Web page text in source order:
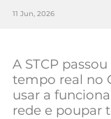
Negócios
Mundial
11 Jun, 2026
A STCP
tempo real no
usar a
rede e poupar